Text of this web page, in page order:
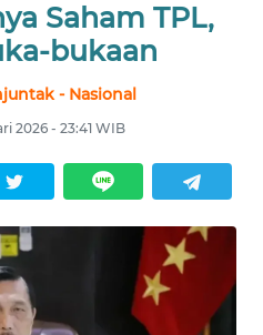
Saham TPL,
bukaan
- Nasional
2026 - 23:41 WIB